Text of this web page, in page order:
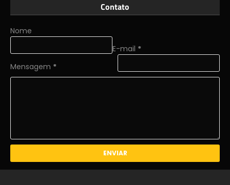
Contato
Nome
E-mail *
Mensagem *